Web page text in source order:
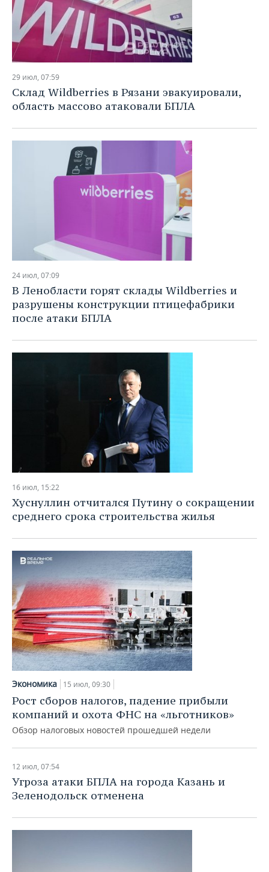
29 июл, 07:59
Склад Wildberries в Рязани эвакуировали,
область массово атаковали БПЛА
24 июл, 07:09
В Ленобласти горят склады Wildberries и
разрушены конструкции птицефабрики
после атаки БПЛА
16 июл, 15:22
Хуснуллин отчитался Путину о сокращении
среднего срока строительства жилья
Экономика 15 июл, 09:30
Рост сборов налогов, падение прибыли
компаний и охота ФНС на «льготников»
Обзор налоговых новостей прошедшей недели
12 июл, 07:54
Угроза атаки БПЛА на города Казань и
Зеленодольск отменена